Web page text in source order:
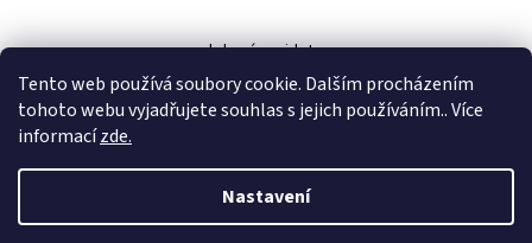
Tento web používá soubory cookie. Dalším procházením
tohoto webu vyjadřujete souhlas s jejich používáním.. Více
informacízde.
Nastavení
kde nás najdete
Vytvořil Shoptet